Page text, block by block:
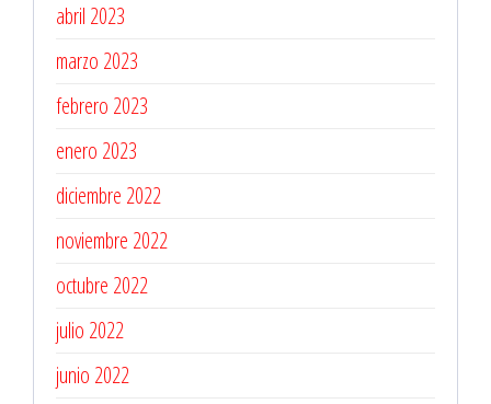
abril 2023
marzo 2023
febrero 2023
enero 2023
diciembre 2022
noviembre 2022
octubre 2022
julio 2022
junio 2022